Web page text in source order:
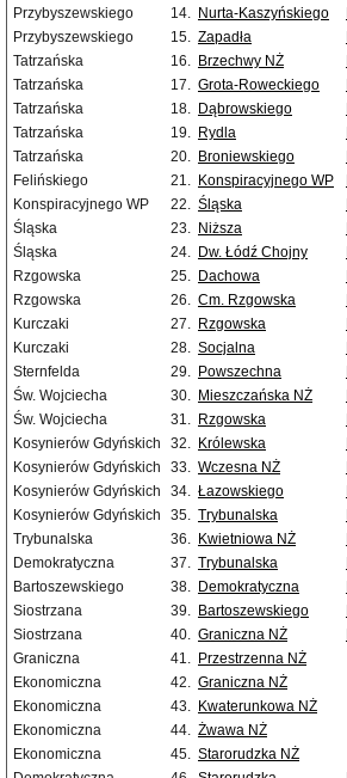
Przybyszewskiego
14. Nurta-Kaszyńskiego
Przybyszewskiego
15. Zapadła
Tatrzańska
16. Brzechwy NŻ
Tatrzańska
17. Grota-Roweckiego
Tatrzańska
18. Dąbrowskiego
Tatrzańska
19. Rydla
Tatrzańska
20. Broniewskiego
Felińskiego
21. Konspiracyjnego WP
Konspiracyjnego WP
22. Śląska
Śląska
23. Niższa
Śląska
24. Dw. Łódź Chojny
Rzgowska
25. Dachowa
Rzgowska
26. Cm. Rzgowska
Kurczaki
27. Rzgowska
Kurczaki
28. Socjalna
Sternfelda
29. Powszechna
Św. Wojciecha
30. Mieszczańska NŻ
Św. Wojciecha
31. Rzgowska
Kosynierów Gdyńskich
32. Królewska
Kosynierów Gdyńskich
33. Wczesna NŻ
Kosynierów Gdyńskich
34. Łazowskiego
Kosynierów Gdyńskich
35. Trybunalska
Trybunalska
36. Kwietniowa NŻ
Demokratyczna
37. Trybunalska
Bartoszewskiego
38. Demokratyczna
Siostrzana
39. Bartoszewskiego
Siostrzana
40. Graniczna NŻ
Graniczna
41. Przestrzenna NŻ
Ekonomiczna
42. Graniczna NŻ
Ekonomiczna
43. Kwaterunkowa NŻ
Ekonomiczna
44. Żwawa NŻ
Ekonomiczna
45. Starorudzka NŻ